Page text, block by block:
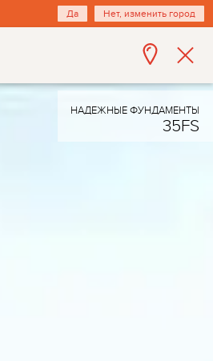
Да Нет, изменить город
НАДЕЖНЫЕ ФУНДАМЕНТЫ
35FS